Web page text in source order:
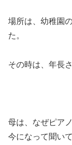
場所は、幼稚園
た。
その時は、年長
母は、なぜピア
今になって聞い